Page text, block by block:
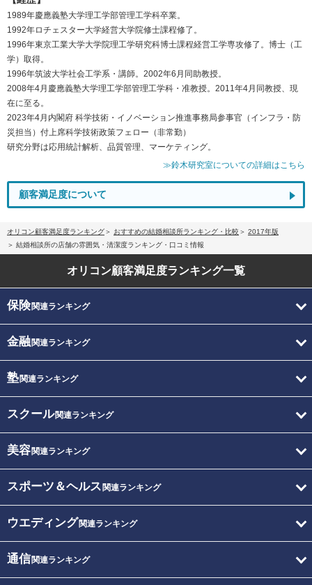
1989年慶應義塾大学理工学部管理工学科卒業。
1992年ロチェスター大学経営大学院修士課程修了。
1996年東京工業大学大学院理工学研究科博士課程経営工学専攻修了。博士（工
学）取得。
1996年筑波大学社会工学系・講師。2002年6月同助教授。
2008年4月慶應義塾大学理工学部管理工学科・准教授。2011年4月同教授、現
在に至る。
2023年4月内閣府 科学技術・イノベーション推進事務局参事官（インフラ・防
災担当）付上席科学技術政策フェロー（非常勤）
研究分野は応用統計解析、品質管理、マーケティング。
≫鈴木研究室についての詳細はこちら
顧客満足度について
オリコン顧客満足度ランキング おすすめの結婚相談所ランキング・比較
2017年版
結婚相談所の店舗の雰囲気・清潔度ランキング・口コミ情報
オリコン顧客満足度ランキング一覧
保険関連ランキング
金融関連ランキング
塾関連ランキング
スクール関連ランキング
美容関連ランキング
スポーツ＆ヘルス 関連ランキング
ウエディング関連ランキング
通信関連ランキング